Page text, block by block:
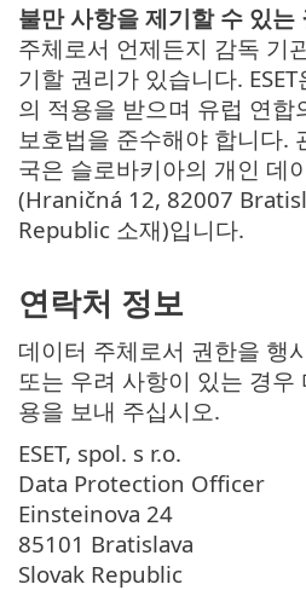
불만 사항을 제기할 수 있는
주체로서 언제든지 감독 기
기할 권리가 있습니다.
의 적용을 받으며 유럽 연합
보호법을 준수해야 합니다.
국은 슬로바키아의 개인 데
(Hraničná 12, 82007
Republic 소재)입니다.
연락처 정보
데이터 주체로서 권한을 행
또는 우려 사항이 있는 경우
용을 보내 주십시오.
ESET, spol. s r.o.
Data Protection Officer
Einsteinova 24
85101 Bratislava
Slovak Republic